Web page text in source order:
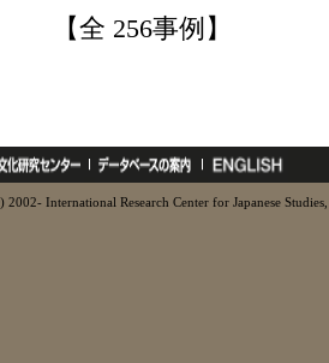
【全 256事例】
2002- International Research Center for Japanese